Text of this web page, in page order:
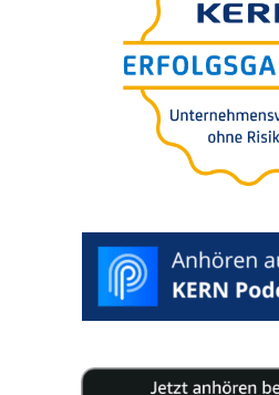
Für Sie
vertraulich.
BEWERTUNG